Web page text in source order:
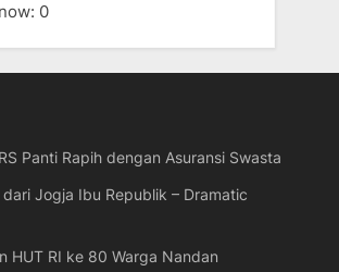
0
Panti Rapih dengan Asuransi Swasta
Jogja Ibu Republik – Dramatic
HUT RI ke 80 Warga Nandan